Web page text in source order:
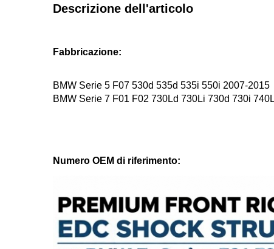
Descrizione dell'articolo
Fabbricazione:
BMW Serie 5 F07 530d 535d 535i 550i 2007-2015
BMW Serie 7 F01 F02 730Ld 730Li 730d 730i
Numero OEM di riferimento: